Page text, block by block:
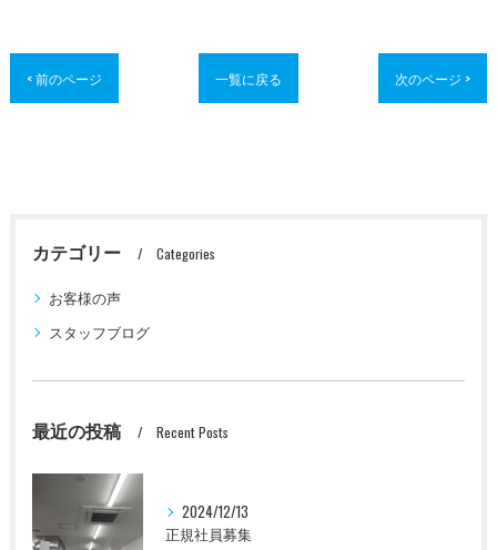
< 前のページ 一覧に戻る 次のページ >
カテゴリー Categories
お客様の声
スタッフブログ
最近の投稿 Recent Posts
2024/12/13
正規社員募集